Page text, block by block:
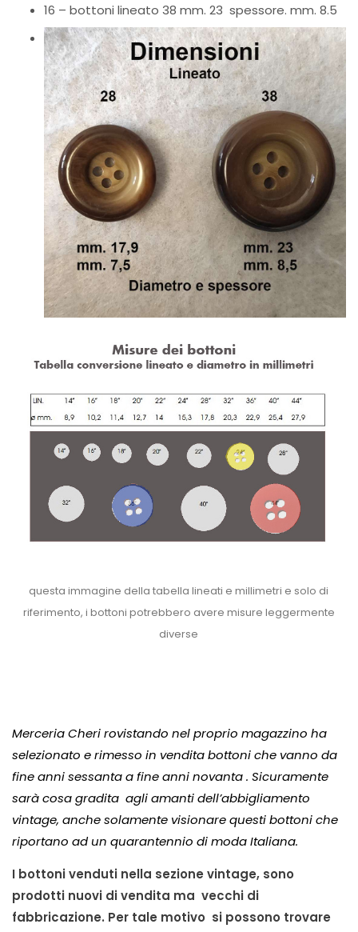
16 – bottoni lineato 38 mm. 23 spessore. mm. 8.5
questa immagine della tabella lineati e millimetri e solo di
riferimento, i bottoni potrebbero avere misure leggermente
diverse
Merceria Cheri rovistando nel proprio magazzino ha
selezionato e rimesso in vendita bottoni che vanno da
fine anni sessanta a fine anni novanta . Sicuramente
sarà cosa gradita agli amanti dell’abbigliamento
vintage, anche solamente visionare questi bottoni che
riportano ad un quarantennio di moda Italiana.
I bottoni venduti nella sezione vintage, sono
prodotti nuovi di vendita ma vecchi di
fabbricazione. Per tale motivo si possono trovare